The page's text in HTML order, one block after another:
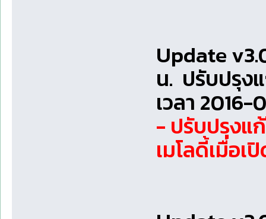
Update
น. ปรับปรุง
เวลา 2016-
- ปรับปรุงแ
เมโลดี้เมื่อเ